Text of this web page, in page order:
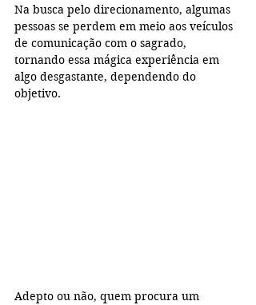
Na busca pelo direcionamento, algumas
pessoas se perdem em meio aos veículos
de comunicação com o sagrado,
tornando essa mágica experiência em
algo desgastante, dependendo do
objetivo.
Adepto ou não, quem procura um